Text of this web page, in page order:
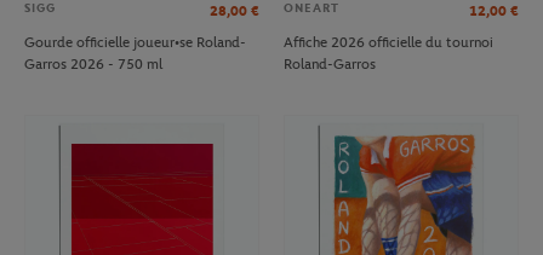
SIGG 28,00 €
Gourde officielle joueur•se Roland-
Garros 2026 - 750 ml
ONEART 12,00 €
Affiche 2026 officielle du tournoi
Roland-Garros